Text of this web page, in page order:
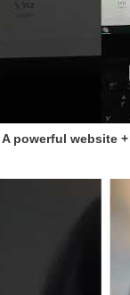
A powerful website